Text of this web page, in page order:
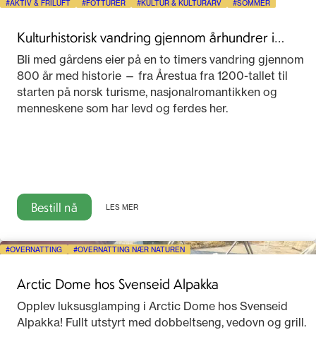
AKTIV & FRILUFT FOTTURER KULTUR & KULTURARV SOMMER
Kulturhistorisk vandring gjennom århundrer i
Telemark
Bli med gårdens eier på en to timers vandring gjennom
800 år med historie — fra Årestua fra 1200-tallet til
starten på norsk turisme, nasjonalromantikken og
menneskene som har levd og ferdes her.
Bestill nå LES MER
OVERNATTING OVERNATTING NÆR NATUREN
Arctic Dome hos Svenseid Alpakka
Opplev luksusglamping i Arctic Dome hos Svenseid
Alpakka! Fullt utstyrt med dobbeltseng, vedovn og grill.